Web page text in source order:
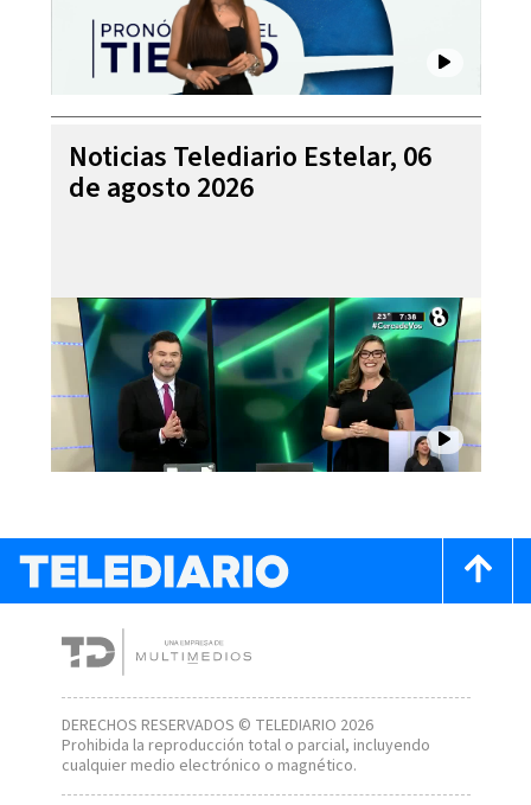
Noticias Telediario Estelar, 06
de agosto 2026
DERECHOS RESERVADOS © TELEDIARIO 2026
Prohibida la reproducción total o parcial, incluyendo
cualquier medio electrónico o magnético.